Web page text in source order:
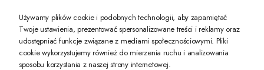
PREZENT DLA CIEBIE!
Używamy plików cookie i podobnych technologii, aby zapamiętać
Twoje ustawienia, prezentować spersonalizowane treści i reklamy oraz
udostępniać funkcje związane z mediami społecznościowymi. Pliki
cookie wykorzystujemy również do mierzenia ruchu i analizowania
sposobu korzystania z naszej strony internetowej.